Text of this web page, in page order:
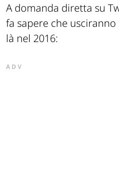
A domanda diretta su
fa sapere che
là nel 2016:
ADV